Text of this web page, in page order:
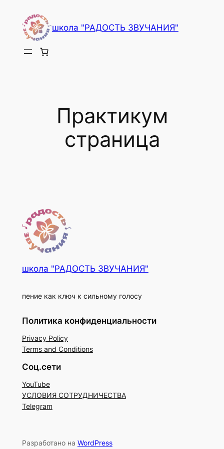
содержимому
школа "РАДОСТЬ ЗВУЧАНИЯ"
Практикум
страница
школа "РАДОСТЬ ЗВУЧАНИЯ"
пение как ключ к сильному голосу
Политика конфиденциальности
Privacy Policy
Terms and Conditions
Соц.сети
YouTube
УСЛОВИЯ СОТРУДНИЧЕСТВА
Telegram
Разработано на WordPress